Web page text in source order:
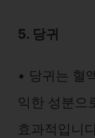
5. 당귀
• 당귀는 혈
익한 성분으
효과적입니